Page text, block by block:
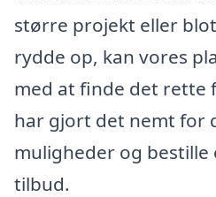
større projekt eller
rydde op, kan vores
med at finde det rette
har gjort det nemt for
muligheder og
tilbud.